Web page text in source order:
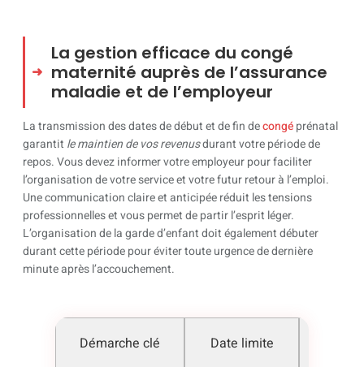
La gestion efficace du congé
maternité auprès de l’assurance
maladie et de l’employeur
La transmission des dates de début et de fin decongéprénatal
garantit le maintien de vos revenusdurant votre période de
repos. Vous devez informer votre employeur pour faciliter
l’organisation de votre service et votre futur retour à l’emploi.
Une communication claire et anticipée réduit les tensions
professionnelles et vous permet de partir l’esprit léger.
L’organisation de la garde d’enfant doit également débuter
durant cette période pour éviter toute urgence de dernière
minute après l’accouchement.
Démarche clé Date limite